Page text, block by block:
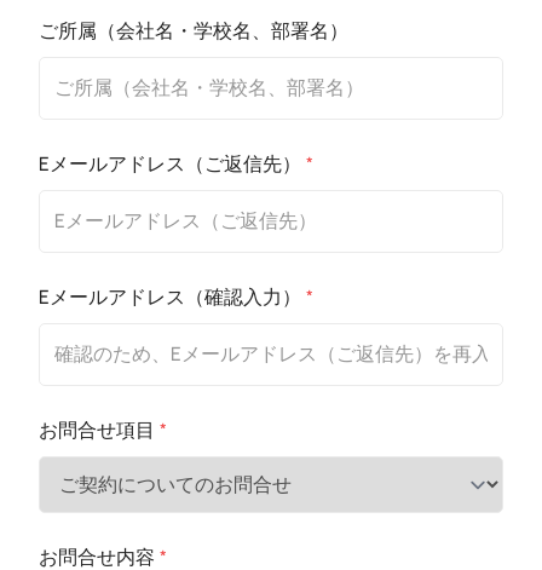
ご所属（会社名・学校名、部署名）
Eメールアドレス（ご返信先） *
Eメールアドレス（確認入力） *
お問合せ項目 *
お問合せ内容 *